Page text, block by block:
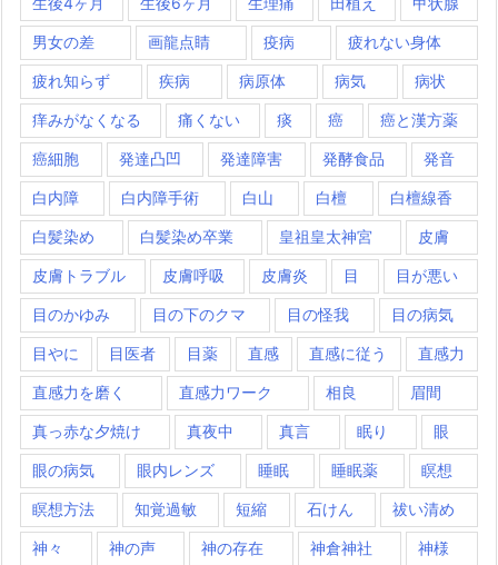
男女の差 画龍点睛 疫病 疲れない身体
疲れ知らず 疾病 病原体 病気 病状
痒みがなくなる 痛くない 痰 癌 癌と漢方薬
癌細胞 発達凸凹 発達障害 発酵食品 発音
白内障 白内障手術 白山 白檀 白檀線香
白髪染め 白髪染め卒業 皇祖皇太神宮 皮膚
皮膚トラブル 皮膚呼吸 皮膚炎 目 目が悪い
目のかゆみ 目の下のクマ 目の怪我 目の病気
目やに 目医者 目薬 直感 直感に従う 直感力
直感力を磨く 直感力ワーク 相良 眉間
真っ赤な夕焼け 真夜中 真言 眠り 眼
眼の病気 眼内レンズ 睡眠 睡眠薬 瞑想
瞑想方法 知覚過敏 短縮 石けん 祓い清め
神々 神の声 神の存在 神倉神社 神様